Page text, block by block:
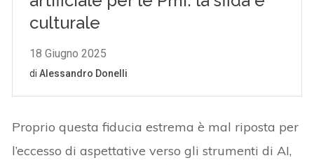
Proprio questa fiducia estrema è mal riposta per
l’eccesso di aspettative verso gli strumenti di AI,